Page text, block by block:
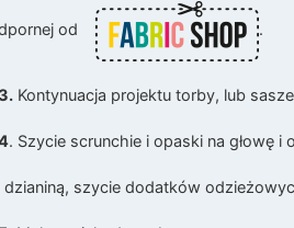
od .
Kontynuacja projektu torby, lub
. Szycie scrunchie i opaski na głowę i
dzianiną, szycie dodatków